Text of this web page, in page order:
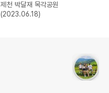
제천 박달재 목각공원
(2023.06.18)